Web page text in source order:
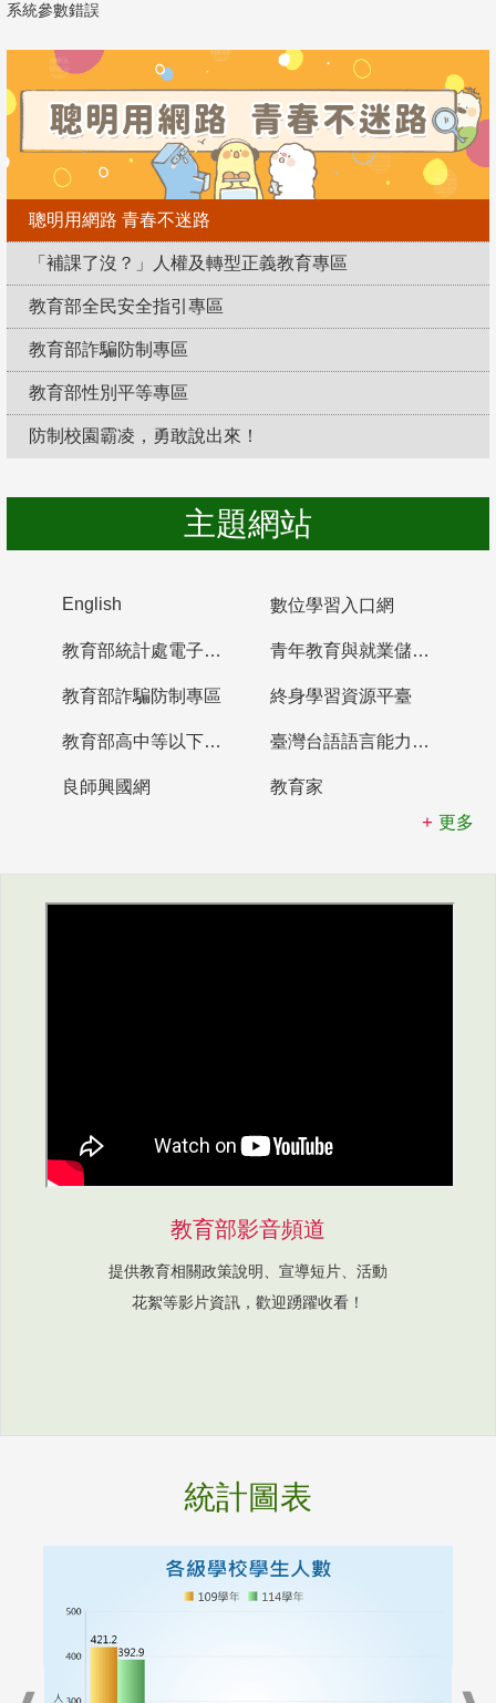
系統參數錯誤
聰明用網路 青春不迷路
「補課了沒？」人權及轉型正義教育專區
教育部全民安全指引專區
教育部詐騙防制專區
教育部性別平等專區
防制校園霸凌，勇敢說出來！
主題網站
English 數位學習入口網
教育部統計處電子書櫃 青年教育與就業儲蓄帳戶
教育部詐騙防制專區 終身學習資源平臺
教育部高中等以下學校及幼兒園教師資格檢定考試 臺灣台語語言能力認證網站
良師興國網
教育家
更多
教育部影音頻道
提供教育相關政策說明、宣導短片、活動
花絮等影片資訊，歡迎踴躍收看！
統計圖表